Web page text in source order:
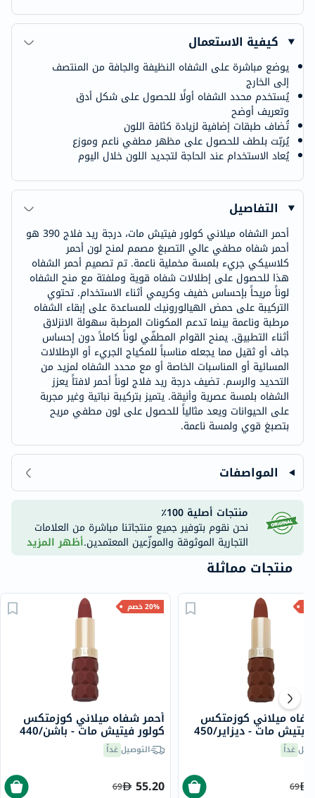
كيفية الاستعمال
يوضع مباشرة على الشفاه النظيفة والجافة من المنتصف
إلى الخارج
يُستخدم محدد الشفاه أولًا للحصول على شكل أدق
وتعريف أوضح
تُضاف طبقات إضافية لزيادة كثافة اللون
يُربّت بلطف للحصول على مظهر مطفي ناعم وموزع
يُعاد الاستخدام عند الحاجة لتجديد اللون خلال اليوم
التفاصيل
أحمر الشفاه ميلاني كولور فيتيش مات، درجة ريد فلاج 390 هو
أحمر شفاه مطفي عالي التصبغ مصمم لمنح لون أحمر
كلاسيكي جريء بلمسة مخملية ناعمة. تم تصميم أحمر الشفاه
هذا للحصول على إطلالات شفاه قوية وملفتة مع منح الشفاه
لوناً مريحاً بإحساس خفيف وكريمي أثناء الاستخدام. تحتوي
التركيبة على حمض الهيالورونيك للمساعدة على إبقاء الشفاه
مرطبة وناعمة بينما تدعم المكونات المرطبة سهولة الانزلاق
أثناء التطبيق. يمنح القوام المطفّي لوناً كاملاً دون إحساس
جاف أو ثقيل مما يجعله مناسباً للمكياج الجريء أو الإطلالات
المسائية أو المناسبات الخاصة أو مع محدد الشفاه لمزيد من
التحديد والرسم. تضيف درجة ريد فلاج لوناً أحمر لافتاً يعزز
الشفاه بلمسة عصرية وأنيقة. يتميز بتركيبة نباتية وغير مجربة
على الحيوانات ويعد مثالياً للحصول على لون مطفي مريح
بتصبغ قوي ولمسة ناعمة.
المواصفات
منتجات أصلية 100٪
نحن نقوم بتوفير جميع منتجاتنا مباشرة من العلامات
التجارية الموثوقة والموزّعين المعتمدين.أظهر المزيد
منتجات مماثلة
20% خصم
أحمر شفاه ميلاني كوزمتكس
كولور فيتيش مات - باشن/440
التوصيل غداً
55.20
69
أحمر شفاه ميلاني كوزمتكس
مات - ديزاير/450
غداً
69